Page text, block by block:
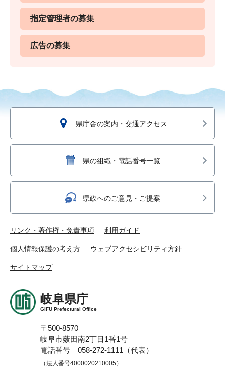
指定管理者の募集
広告の募集
県庁舎の案内・交通アクセス
県の組織・電話番号一覧
県政へのご意見・ご提案
リンク・著作権・免責事項 利用ガイド
個人情報保護の考え方 ウェブアクセシビリティ方針
サイトマップ
岐阜県庁
GIFU Prefectural Office
〒500-8570
岐阜市薮田南2丁目1番1号
電話番号 058-272-1111（代表）
（法人番号4000020210005）